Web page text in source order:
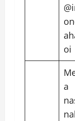
oi
a
nal